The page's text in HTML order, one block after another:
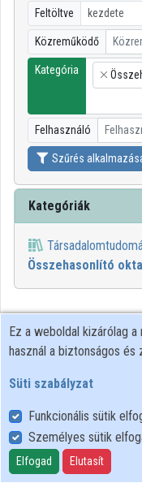
Intézményi felfedezés
Kategóriák
Intézményi listák
Intézmények
Közreműködők
Feltöltve
Közreműködő
Kategória
×
Felhasználó
Szűrés
Kategóriák
Összehasonlító
Felhasználói szabályzat
Adatkezelési tájékoztató
Süti szabályzat
Ez a weboldal kizárólag
használ a biztonságos
Süti szabályzat
Funkcionális sütik
Személyes sütik
Elfogad Elutasít